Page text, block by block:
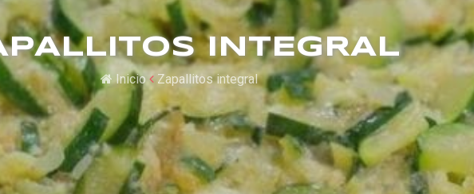
INTEGRAL
Inicio Zapallitos integral